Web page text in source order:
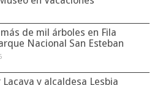
de mil árboles en Fila
Nacional San Esteban
y alcaldesa Lesbia